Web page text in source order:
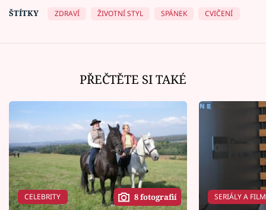
ŠTÍTKY
ZDRAVÍ ŽIVOTNÍ STYL SPÁNEK CVIČENÍ
PŘEČTĚTE SI TAKÉ
CELEBRITY 8 fotografií SERIÁLY A